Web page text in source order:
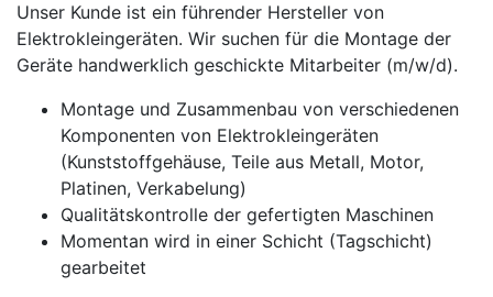
Unser Kunde ist ein führender Hersteller von
Elektrokleingeräten. Wir suchen für die Montage der
Geräte handwerklich geschickte Mitarbeiter (m/w/d).
Montage und Zusammenbau von verschiedenen
Komponenten von Elektrokleingeräten
(Kunststoffgehäuse, Teile aus Metall, Motor,
Platinen, Verkabelung)
Qualitätskontrolle der gefertigten Maschinen
Momentan wird in einer Schicht (Tagschicht)
gearbeitet